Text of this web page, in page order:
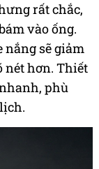
rất chắc,
vào ống.
nắng sẽ giảm
nét hơn. Thiết
phù